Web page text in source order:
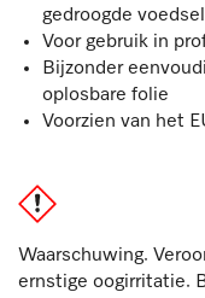
gedroogde
Voor gebruik in
Bijzonder
oplosbare folie
Voorzien van het
Waarschuwing.
ernstige oogirritatie.